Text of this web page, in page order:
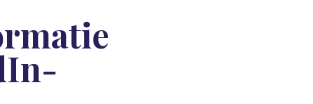
Ledenregister
Ledenservice
Magazine VoorWerk